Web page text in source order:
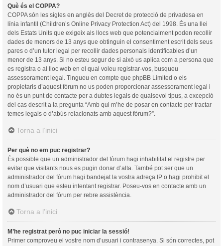
Què és el COPPA?
COPPA són les sigles en anglès del Decret de protecció de privadesa en
línia infantil (Children’s Online Privacy Protection Act) del 1998. És una llei
dels Estats Units que exigeix als llocs web que potencialment poden recollir
dades de menors de 13 anys que obtinguin el consentiment escrit dels seus
pares o d’un tutor legal per recollir dades personals identificables d’un
menor de 13 anys. Si no esteu segur de si això us aplica com a persona que
es registra o al lloc web en el qual voleu registrar-vos, busqueu
assessorament legal. Tingueu en compte que phpBB Limited o els
propietaris d’aquest fòrum no us poden proporcionar assessorament legal i
no és un punt de contacte per a dubtes legals de qualsevol tipus, a excepció
del cas descrit a la pregunta “Amb qui m’he de posar en contacte per tractar
temes legals o d’abús relacionats amb aquest fòrum?”.
Torna a l’inici
Per què no em puc registrar?
És possible que un administrador del fòrum hagi inhabilitat el registre per
evitar que visitants nous es pugin donar d’alta. També pot ser que un
administrador del fòrum hagi bandejat la vostra adreça IP o hagi prohibit el
nom d’usuari que esteu intentant registrar. Poseu-vos en contacte amb un
administrador del fòrum per rebre assistència.
Torna a l’inici
M’he registrat però no puc iniciar la sessió!
Primer comproveu el vostre nom d’usuari i contrasenya. Si són correctes, pot